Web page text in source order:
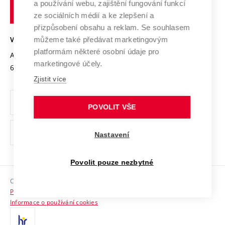
Transfer znalostí
Open Science
Projekty
Projekty ze strukturálních fondů
Specifický výzkum
Mezinárodní dohody
Univerzitní sítě
Podnikavá univerzita / ContriBUTe
Bezpečná univerzita
Vyznamenání
Organizační struktura
Ochrana osobních údajů
odkaz)
Sociální bezpečí
HR Award
technické
VYSOKÉ UČENÍ TECHNICKÉ V BRNĚ
Antonínská 548/1
602 00 Brno
www.vut.cz
vut@vutbr.cz
Copyright © 2026 VUT
Prohlášení o přístupnosti
Informace o používání cookies
a používání webu, zajištění fungování funkcí
ze sociálních médií a ke zlepšení a
přizpůsobení obsahu a reklam. Se souhlasem
můžeme také předávat marketingovým
platformám některé osobní údaje pro
marketingové účely.
Zjistit více
POVOLIT VŠE
Nastavení
Povolit pouze nezbytné